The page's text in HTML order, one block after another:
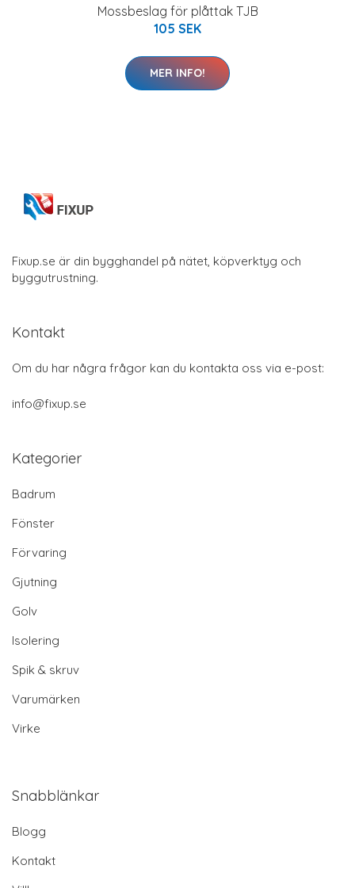
Mossbeslag för plåttak TJB
105 SEK
MER INFO!
Fixup.se är din bygghandel på nätet, köpverktyg och
byggutrustning.
Kontakt
Om du har några frågor kan du kontakta oss via e-post:
info@fixup.se
Kategorier
Badrum
Fönster
Förvaring
Gjutning
Golv
Isolering
Spik & skruv
Varumärken
Virke
Snabblänkar
Blogg
Kontakt